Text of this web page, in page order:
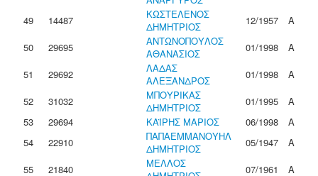
49
14487
ΚΩΣΤΕΛΕΝΟΣ
ΔΗΜΗΤΡΙΟΣ
12/1957
Α
50
29695
ΑΝΤΩΝΟΠΟΥΛΟΣ
ΑΘΑΝΑΣΙΟΣ
01/1998
Α
51
29692
ΛΑΔΑΣ
ΑΛΕΞΑΝΔΡΟΣ
01/1998
Α
52
31032
ΜΠΟΥΡΙΚΑΣ
ΔΗΜΗΤΡΙΟΣ
01/1995
Α
53
29694 ΚΑΪΡΗΣ ΜΑΡΙΟΣ 06/1998
Α
54
22910
ΠΑΠΑΕΜΜΑΝΟΥΗΛ
ΔΗΜΗΤΡΙΟΣ
05/1947
Α
55
21840
ΜΕΛΛΟΣ
07/1961 Α